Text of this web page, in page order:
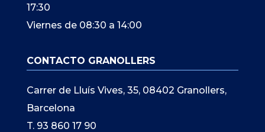
17:30
Viernes de 08:30 a 14:00
CONTACTO GRANOLLERS
Carrer de Lluís Vives, 35, 08402 Granollers,
Barcelona
T. 93 860 17 90